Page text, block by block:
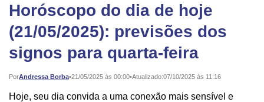
Horóscopo do dia de hoje
(21/05/2025): previsões dos
signos para quarta-feira
PorAndressa Borba•
Publicado: 21/05/2025 às 00:00•Atualizado:07/10/2025 às 11:16
Hoje, seu dia convida a uma conexão mais sensível e